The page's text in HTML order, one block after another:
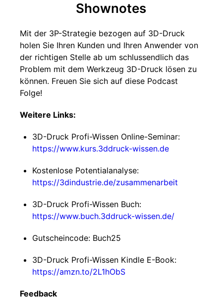
Shownotes
Mit der 3P-Strategie bezogen auf 3D-Druck
holen Sie Ihren Kunden und Ihren Anwender von
der richtigen Stelle ab um schlussendlich das
Problem mit dem Werkzeug 3D-Druck lösen zu
können. Freuen Sie sich auf diese Podcast
Folge!
Weitere Links:
3D-Druck Profi-Wissen Online-Seminar:
https://www.kurs.3ddruck-wissen.de
Kostenlose Potentialanalyse:
https://3dindustrie.de/zusammenarbeit
3D-Druck Profi-Wissen Buch:
https://www.buch.3ddruck-wissen.de/
Gutscheincode: Buch25
3D-Druck Profi-Wissen Kindle E-Book:
https://amzn.to/2L1hObS
Feedback